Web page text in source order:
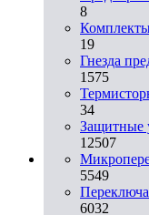
8
19
Гнезда
1575
34
Защитные
12507
5549
6032